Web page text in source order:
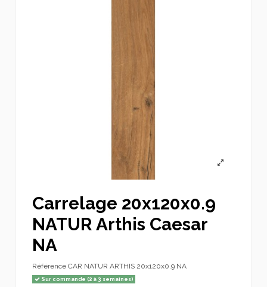
Carrelage 20x120x0.9
NATUR Arthis Caesar
NA
Référence CAR NATUR ARTHIS 20x120x0.9 NA
Sur commande (2 à 3 semaines)